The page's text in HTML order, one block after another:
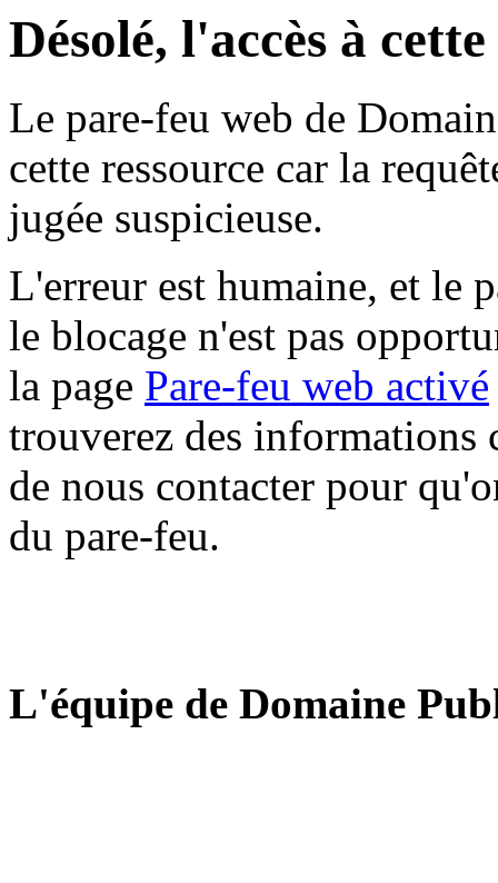
Désolé, l'accès à
Le pare-feu web de
cette ressource car la
jugée suspicieuse.
L'erreur est humaine, et le
le blocage n'est pas
la page Pare-feu web activé
trouverez des informations
de nous contacter pour
du pare-feu.
L'équipe de Domaine